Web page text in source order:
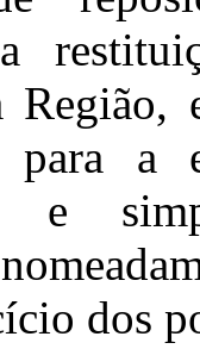
para a
e
dos